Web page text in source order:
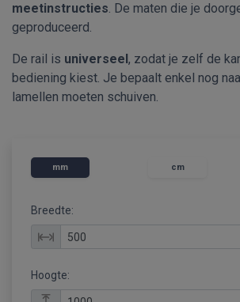
meetinstructies. De maten die je
geproduceerd.
De rail is universeel, zodat je zelf de
bediening kiest. Je bepaalt enkel nog
lamellen moeten schuiven.
mm cm
Breedte:
Hoogte: